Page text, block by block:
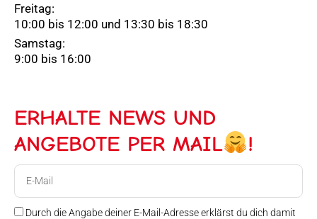
Freitag:
10:00 bis 12:00 und 13:30 bis 18:30
Samstag:
9:00 bis 16:00
ERHALTE NEWS UND
ANGEBOTE PER MAIL
!
Durch die Angabe deiner E-Mail-Adresse erklärst du dich damit